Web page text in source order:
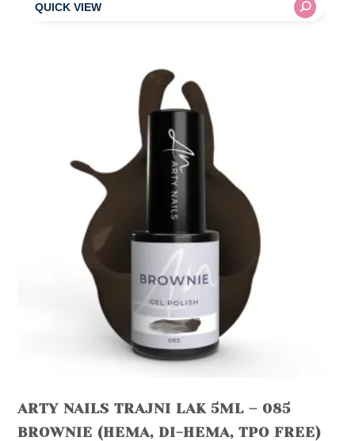
ARTY NAILS TRAJNI LAK 5ML – 085
BROWNIE (HEMA, DI-HEMA, TPO FREE)